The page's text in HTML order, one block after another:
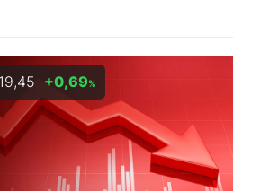
+0,69%